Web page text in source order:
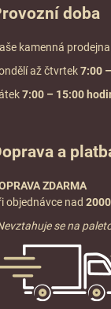
doba
kamenná
až čtvrtek7:00
7:00 – 15:00
a
ZDARMA
objednávce nad
se na